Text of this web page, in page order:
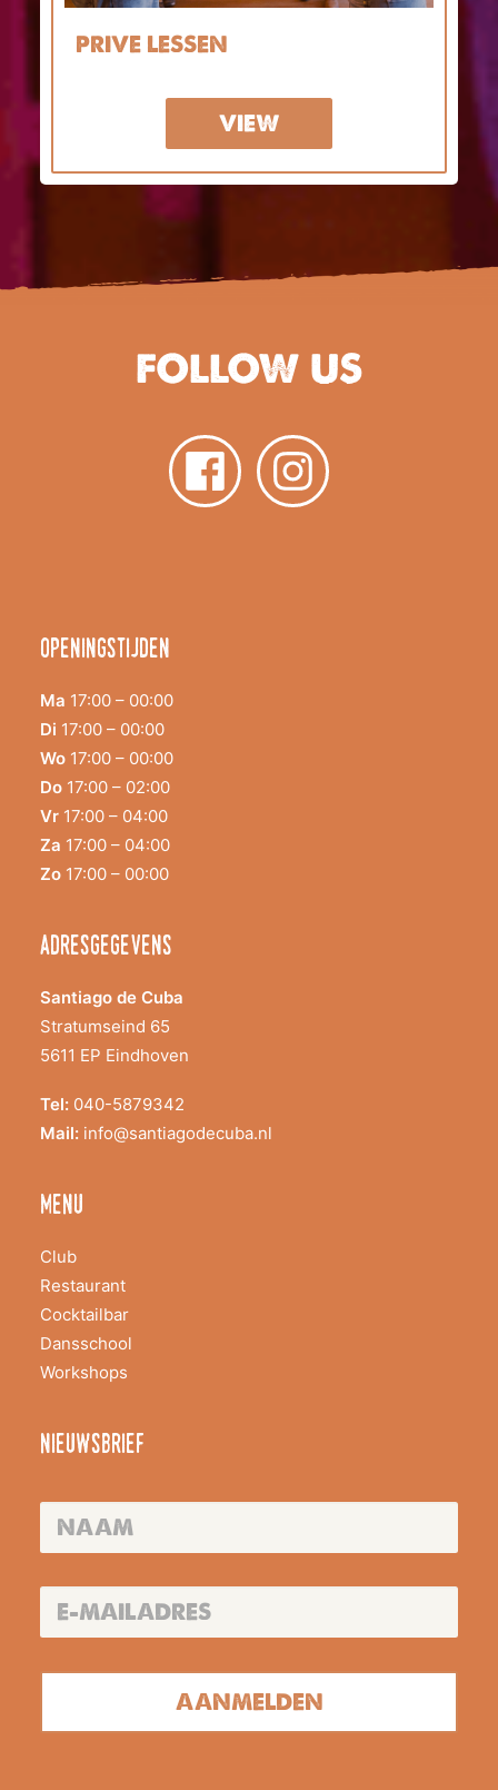
PRIVE LESSEN
VIEW
FOLLOW US
Openingstijden
Ma 17:00 – 00:00
Di 17:00 – 00:00
Wo 17:00 – 00:00
Do 17:00 – 02:00
Vr 17:00 – 04:00
Za 17:00 – 04:00
Zo 17:00 – 00:00
adresgegevens
Santiago de Cuba
Stratumseind 65
5611 EP Eindhoven
Tel: 040-5879342
Mail: info@santiagodecuba.nl
menu
Club
Restaurant
Cocktailbar
Dansschool
Workshops
nieuwsbrief